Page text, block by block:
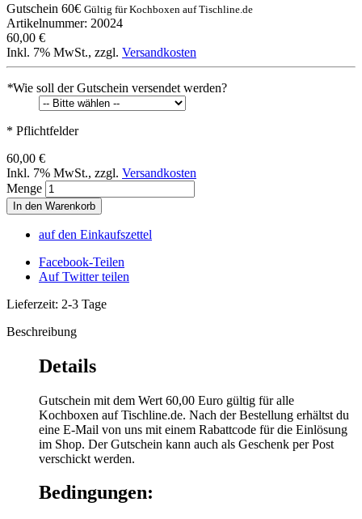
Gutschein 60€ Gültig für Kochboxen auf Tischline.de
Artikelnummer: 20024
60,00 €
Inkl. 7% MwSt., zzgl. Versandkosten
*Wie soll der Gutschein versendet werden?
* Pflichtfelder
60,00 €
Inkl. 7% MwSt., zzgl. Versandkosten
Menge
In den Warenkorb
auf den Einkaufszettel
Facebook-Teilen
Auf Twitter teilen
Lieferzeit: 2-3 Tage
Beschreibung
Details
Gutschein mit dem Wert 60,00 Euro gültig für alle
Kochboxen auf Tischline.de. Nach der Bestellung erhältst du
eine E-Mail von uns mit einem Rabattcode für die Einlösung
im Shop. Der Gutschein kann auch als Geschenk per Post
verschickt werden.
Bedingungen: